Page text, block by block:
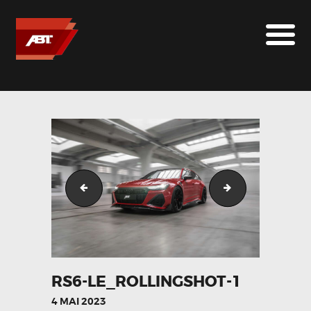
ABT SPORTSLINE FRANCE
MARQUES
LE SUR-MESURE
ABT
CONTACT
RS6-LE_Detail_1-1 RS6-
RS6-LE_ROLLINGSHOT-1
4 MAI 2023